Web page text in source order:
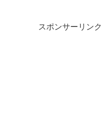
スポンサーリンク